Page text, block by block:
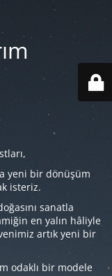
yeni bir dönüşüm
isteriz.
sanatla
en yalın hâliyle
artık yeni bir
odaklı bir modele